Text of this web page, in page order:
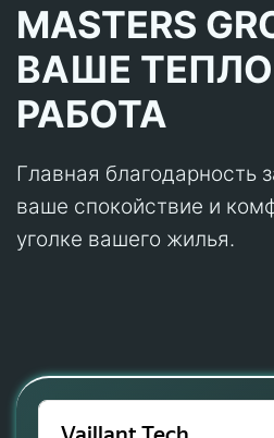
MASTERS
ВАШЕ
РАБОТА
Главная благодарность
ваше спокойствие и
уголке вашего жилья.